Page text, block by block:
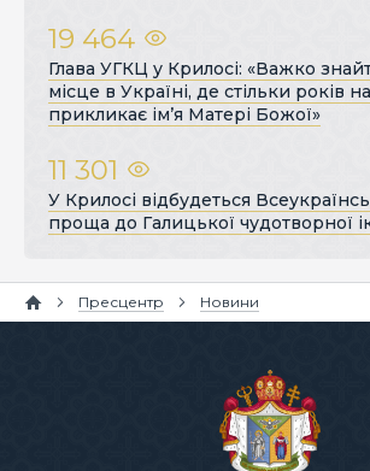
19 464
Глава УГКЦ у Крилосі: «Важко
місце в Україні, де стільки років
прикликає ім’я Матері Божої»
11 301
У Крилосі відбудеться
проща до Галицької чудотворної
Пресцентр Новини